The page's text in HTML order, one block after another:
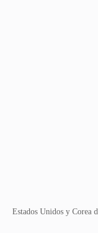
Estados Unidos y Corea